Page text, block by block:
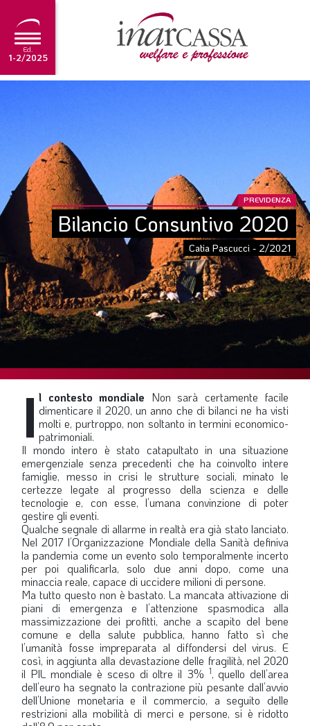
Ed.
1-2/2025
TUTORIAL
SCADENZARIO
ARCHIVIO
Ultima edizione
1-2/2025
SOMMARIO
EDITORIALE
PREVIDENZA
FOCUS
PROFESSIONE
TERZA PAGINA
LE FOTO DEL FIL ROUGE
IN QUESTO NUMERO
SCENARIO ECONOMICO
SPAZIO APERTO
GOVERNANCE
FONDAZIONE
ASSOCIAZIONI
LA VIGNETTA DI EVASIO
SPECIALE
CAMBIA NUMERO expand_more
PREVIDENZA
Bilancio Consuntivo 2020
Catia Pascucci - 2/2021
I l contesto mondiale Non sarà certamente facile
dimenticare il 2020, un anno che di bilanci ne ha visti
molti e, purtroppo, non soltanto in termini economico-
patrimoniali.
Il mondo intero è stato catapultato in una situazione
emergenziale senza precedenti che ha coinvolto intere
famiglie, messo in crisi le strutture sociali, minato le
certezze legate al progresso della scienza e delle
tecnologie e, con esse, l’umana convinzione di poter
gestire gli eventi.
Qualche segnale di allarme in realtà era già stato lanciato.
Nel 2017 l’Organizzazione Mondiale della Sanità definiva
la pandemia come un evento solo temporalmente incerto
per poi qualificarla, solo due anni dopo, come una
minaccia reale, capace di uccidere milioni di persone.
Ma tutto questo non è bastato. La mancata attivazione di
piani di emergenza e l’attenzione spasmodica alla
massimizzazione dei profitti, anche a scapito del bene
comune e della salute pubblica, hanno fatto sì che
l’umanità fosse impreparata al diffondersi del virus. E
così, in aggiunta alla devastazione delle fragilità, nel 2020
il PIL mondiale è sceso di oltre il 3% 1, quello dell’area
dell’euro ha segnato la contrazione più pesante dall’avvio
dell’Unione monetaria e il commercio, a seguito delle
restrizioni alla mobilità di merci e persone, si è ridotto